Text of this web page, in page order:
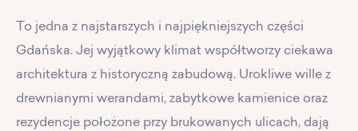
To jedna z najstarszych i najpiękniejszych części
Gdańska. Jej wyjątkowy klimat współtworzy ciekawa
architektura z historyczną zabudową. Urokliwe wille z
drewnianymi werandami, zabytkowe kamienice oraz
rezydencje położone przy brukowanych ulicach, dają